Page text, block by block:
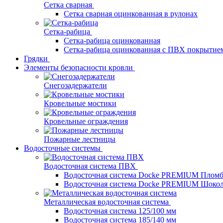
Сетка сварная
Сетка сварная оцинкованная в рулонах
Сетка-рабица
Сетка-рабица оцинкованная
Сетка-рабица оцинкованная с ПВХ
Грядки
Элементы безопасности кровли
Снегозадержатели
Кровельные мостики
Кровельные ограждения
Пожарные лестницы
Водосточные системы
Водосточная система ПВХ
Водосточная система Docke PREMIUM
Водосточная система Docke PREMIUM
Металлическая водосточная система
Водосточная система 125/100 мм
Водосточная система 185/140 мм